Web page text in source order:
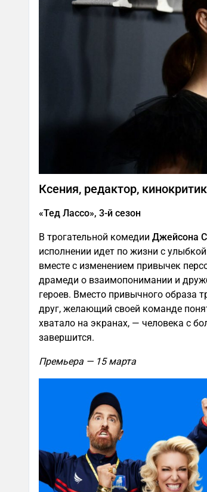
Ксения, редактор,
«Тед Лассо», 3-й сезон
В трогательной комедии Джейсона
исполнении идет по жизни с
вместе с изменением привычек
драмеди о взаимопонимании и
героев. Вместо привычного образа
друг, желающий своей команде
хватало на экранах, — человека с
завершится.
Премьера — 15 марта